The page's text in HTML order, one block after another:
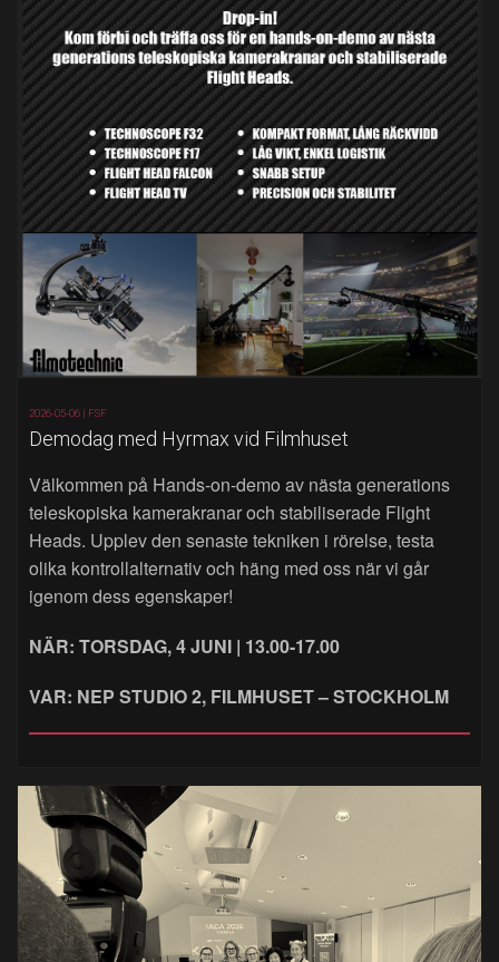
2026-05-06 | FSF
Demodag med Hyrmax vid Filmhuset
Välkommen på Hands‑on‑demo av nästa generations
teleskopiska kamerakranar och stabiliserade Flight
Heads. Upplev den senaste tekniken i rörelse, testa
olika kontrollalternativ och häng med oss när vi går
igenom dess egenskaper!
NÄR: TORSDAG, 4 JUNI | 13.00-17.00
VAR: NEP STUDIO 2, FILMHUSET – STOCKHOLM